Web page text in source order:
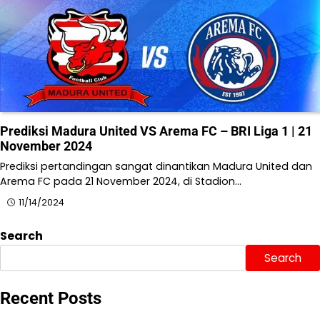
Prediksi Madura United VS Arema FC – BRI Liga 1 | 21
November 2024
Prediksi pertandingan sangat dinantikan Madura United dan
Arema FC pada 21 November 2024, di Stadion…
11/14/2024
Search
Search
Recent Posts